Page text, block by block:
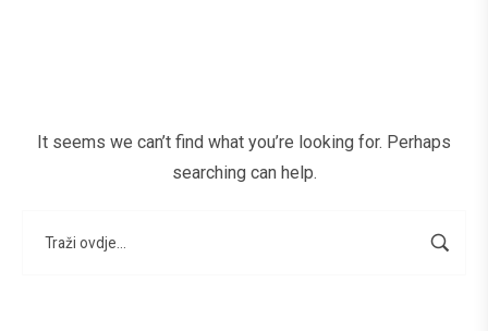
It seems we can’t find what you’re looking for. Perhaps
searching can help.